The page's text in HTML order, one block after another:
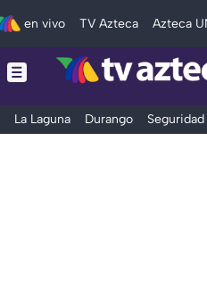
en vivo TV Azteca Azteca
La Laguna Durango Seguridad